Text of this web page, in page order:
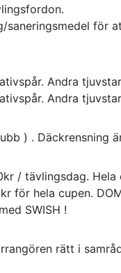
för
Andra
Andra
) . Däckrensning
/ tävlingsdag.
hela cupen. DOM
SWISH !